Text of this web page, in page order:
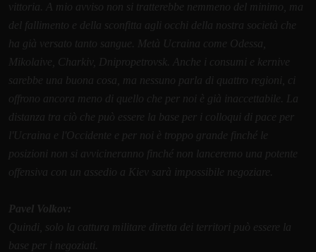
vittoria. A mio avviso non si tratterebbe nemmeno del minimo, ma
del fallimento e della sconfitta agli occhi della nostra società che
ha già versato tanto sangue. Metà Ucraina come Odessa,
Mikolaive, Charkiv, Dnipropetrovsk. Anche i consumi e kernive
sarebbe una buona cosa, ma nessuno parla di quattro regioni, ci
offrono ancora meno di quello che per noi è già inaccettabile. La
distanza tra ciò che può essere la base per i colloqui di pace per
l'Ucraina e l'Occidente e per noi è troppo grande finché le
posizioni non si avvicineranno finché non lanceremo una potente
offensiva con un assedio a Kiev sarà impossibile negoziare.
Pavel Volkov:
Quindi, solo la cattura militare diretta dei territori può essere la
base per i negoziati.